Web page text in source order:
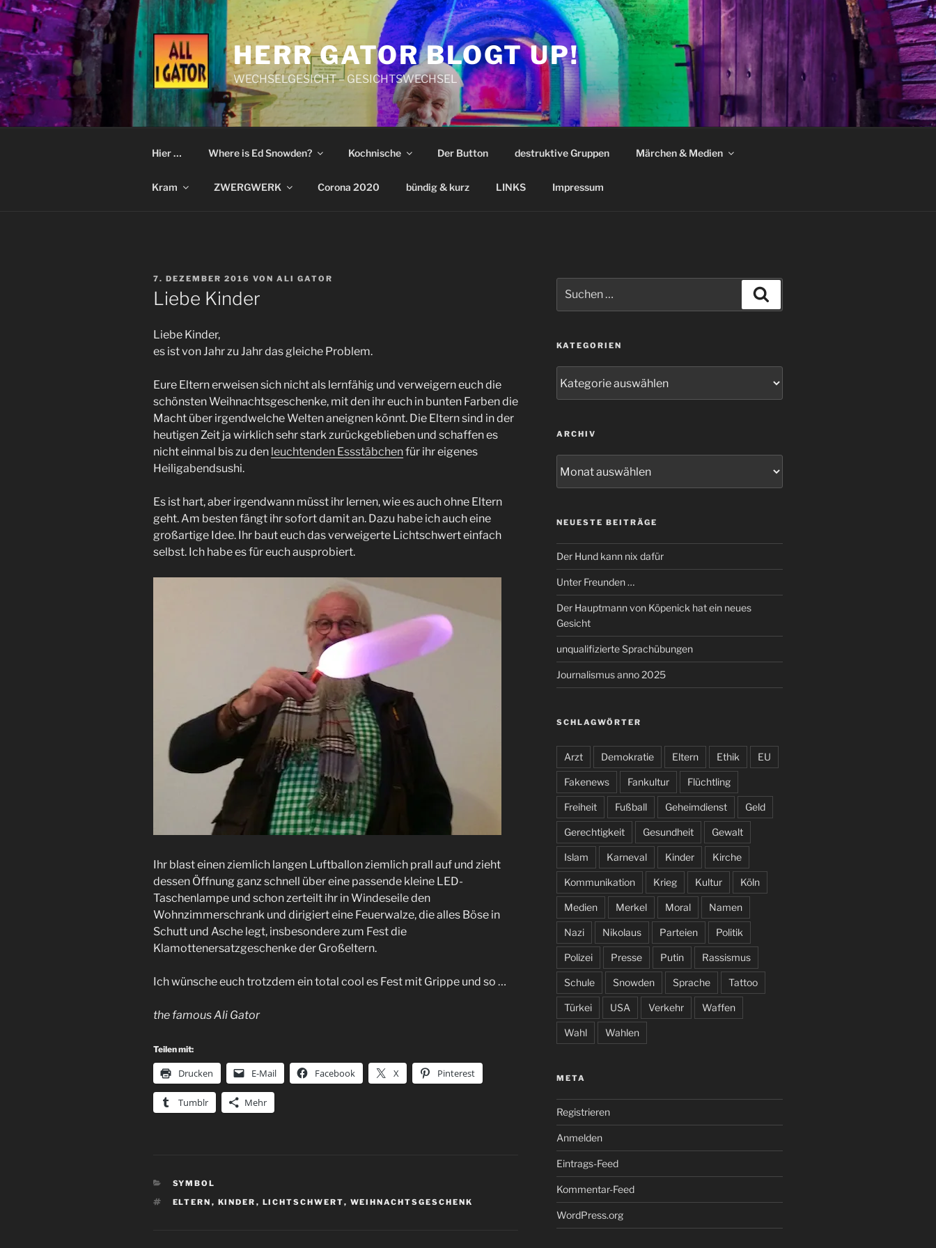
Zum
Inhalt
springen
HERR GATOR BLOGT UP!
WECHSELGESICHT – GESICHTSWECHSEL
Hier … Where is Ed Snowden? Kochnische Der Button destruktive Gruppen Märchen & Medien
Kram ZWERGWERK Corona 2020 bündig & kurz LINKS Impressum
VERÖFFENTLICHT
AM
7. DEZEMBER 2016 VON ALI GATOR
Liebe Kinder
Liebe Kinder,
es ist von Jahr zu Jahr das gleiche Problem.
Eure Eltern erweisen sich nicht als lernfähig und verweigern euch die
schönsten Weihnachtsgeschenke, mit den ihr euch in bunten Farben die
Macht über irgendwelche Welten aneignen könnt. Die Eltern sind in der
heutigen Zeit ja wirklich sehr stark zurückgeblieben und schaffen es
nicht einmal bis zu den leuchtenden Essstäbchenfür ihr eigenes
Heiligabendsushi.
Es ist hart, aber irgendwann müsst ihr lernen, wie es auch ohne Eltern
geht. Am besten fängt ihr sofort damit an. Dazu habe ich auch eine
großartige Idee. Ihr baut euch das verweigerte Lichtschwert einfach
selbst. Ich habe es für euch ausprobiert.
Ihr blast einen ziemlich langen Luftballon ziemlich prall auf und zieht
dessen Öffnung ganz schnell über eine passende kleine LED-
Taschenlampe und schon zerteilt ihr in Windeseile den
Wohnzimmerschrank und dirigiert eine Feuerwalze, die alles Böse in
Schutt und Asche legt, insbesondere zum Fest die
Klamottenersatzgeschenke der Großeltern.
Ich wünsche euch trotzdem ein total cool es Fest mit Grippe und so …
the famous Ali Gator
Teilen mit:
Drucken E-Mail Facebook X Pinterest
Tumblr Mehr
KATEGORIEN
SYMBOL
SCHLAGWÖRTER
ELTERN , KINDER , LICHTSCHWERT, WEIHNACHTSGESCHENK
nach:
KATEGORIEN
ARCHIV
NEUESTE BEITRÄGE
Der Hund kann nix dafür
Unter Freunden …
Der Hauptmann von Köpenick hat ein neues
Gesicht
unqualifizierte Sprachübungen
Journalismus anno 2025
SCHLAGWÖRTER
Arzt Demokratie Eltern Ethik EU
Fakenews Fankultur Flüchtling
Freiheit Fußball Geheimdienst Geld
Gerechtigkeit Gesundheit Gewalt
Islam Karneval Kinder Kirche
Kommunikation Krieg Kultur Köln
Medien Merkel Moral Namen
Nazi Nikolaus Parteien Politik
Polizei Presse Putin Rassismus
Schule Snowden Sprache Tattoo
Türkei USA Verkehr Waffen
Wahl Wahlen
META
Registrieren
Anmelden
Eintrags-Feed
Kommentar-Feed
WordPress.org